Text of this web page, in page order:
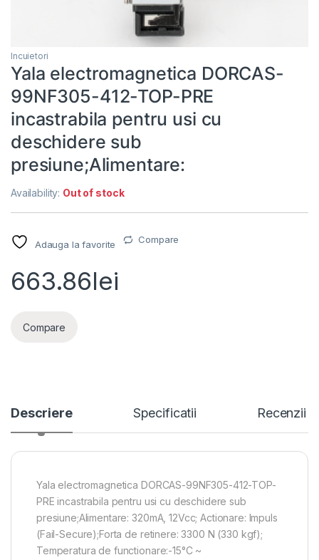
Incuietori
Yala electromagnetica DORCAS-
99NF305-412-TOP-PRE
incastrabila pentru usi cu
deschidere sub
presiune;Alimentare:
Availability: Out of stock
Adauga la favorite Compare
663.86lei
Compare
Descriere Specificatii Recenzii
Yala electromagnetica DORCAS-99NF305-412-TOP-
PRE incastrabila pentru usi cu deschidere sub
presiune;Alimentare: 320mA, 12Vcc; Actionare: Impuls
(Fail-Secure);Forta de retinere: 3300 N (330 kgf);
Temperatura de functionare:-15°C ~